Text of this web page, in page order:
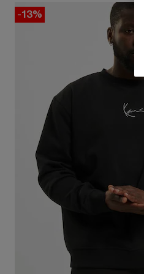
-13%